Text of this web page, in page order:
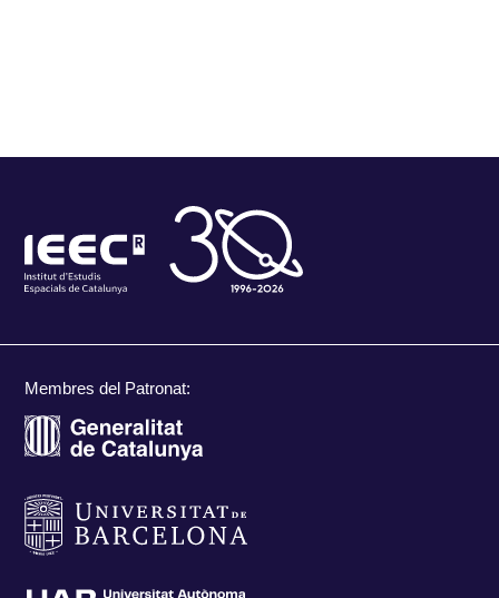
Membres del Patronat: